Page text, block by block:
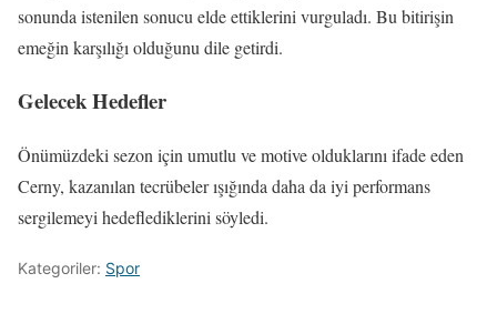
sonunda istenilen sonucu elde ettiklerini vurguladı. Bu bitirişin
emeğin karşılığı olduğunu dile getirdi.
Gelecek Hedefler
Önümüzdeki sezon için umutlu ve motive olduklarını ifade eden
Cerny, kazanılan tecrübeler ışığında daha da iyi performans
sergilemeyi hedeflediklerini söyledi.
Kategoriler: Spor